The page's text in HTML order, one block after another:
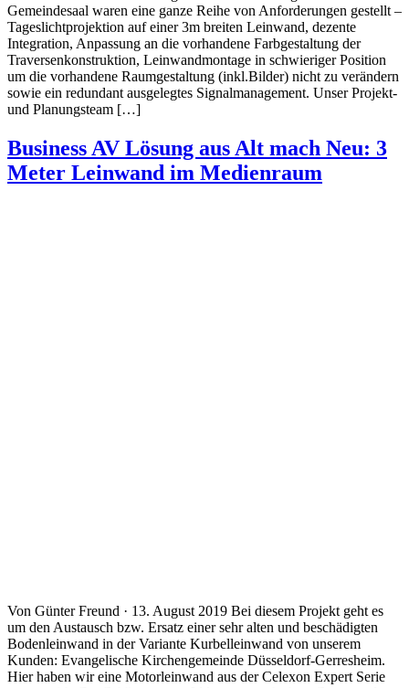
Gemeindesaal waren eine ganze Reihe von Anforderungen gestellt –
Tageslichtprojektion auf einer 3m breiten Leinwand, dezente
Integration, Anpassung an die vorhandene Farbgestaltung der
Traversenkonstruktion, Leinwandmontage in schwieriger Position
um die vorhandene Raumgestaltung (inkl.Bilder) nicht zu verändern
sowie ein redundant ausgelegtes Signalmanagement. Unser Projekt-
und Planungsteam […]
Business AV Lösung aus Alt mach Neu: 3
Meter Leinwand im Medienraum
Von Günter Freund · 13. August 2019 Bei diesem Projekt geht es
um den Austausch bzw. Ersatz einer sehr alten und beschädigten
Bodenleinwand in der Variante Kurbelleinwand von unserem
Kunden: Evangelische Kirchengemeinde Düsseldorf-Gerresheim.
Hier haben wir eine Motorleinwand aus der Celexon Expert Serie